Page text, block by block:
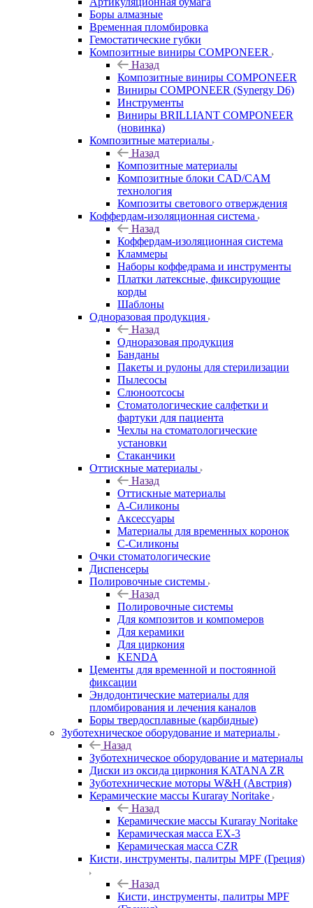
Боры алмазные
Временная пломбировка
Гемостатические губки
Композитные виниры COMPONEER
Назад
Композитные виниры COMPONEER
Виниры COMPONEER (Synergy D6)
Инструменты
Виниры BRILLIANT COMPONEER
(новинка)
Композитные материалы
Назад
Композитные материалы
Композитные блоки CAD/СAM
технология
Композиты светового отверждения
Коффердам-изоляционная система
Назад
Коффердам-изоляционная система
Кламмеры
Наборы коффедрама и инструменты
Платки латексные, фиксирующие
корды
Шаблоны
Одноразовая продукция
Назад
Одноразовая продукция
Банданы
Пакеты и рулоны для стерилизации
Пылесосы
Слюноотсосы
Стоматологические салфетки и
фартуки для пациента
Чехлы на стоматологические
установки
Стаканчики
Оттискные материалы
Назад
Оттискные материалы
А-Силиконы
Аксессуары
Материалы для временных коронок
С-Силиконы
Очки стоматологические
Диспенсеры
Полировочные системы
Назад
Полировочные системы
Для композитов и компомеров
Для керамики
Для циркония
KENDA
Цементы для временной и постоянной
фиксации
Эндодонтические материалы для
пломбирования и лечения каналов
Боры твердосплавные (карбидные)
Зуботехническое оборудование и материалы
Назад
Зуботехническое оборудование и материалы
Диски из оксида циркония KATANA ZR
Зуботехнические моторы W&H (Австрия)
Керамические массы Kuraray Noritake
Назад
Керамические массы Kuraray Noritake
Керамическая масса EX-3
Керамическая масса CZR
Кисти, инструменты, палитры MPF (Греция)
Назад
Кисти, инструменты, палитры MPF